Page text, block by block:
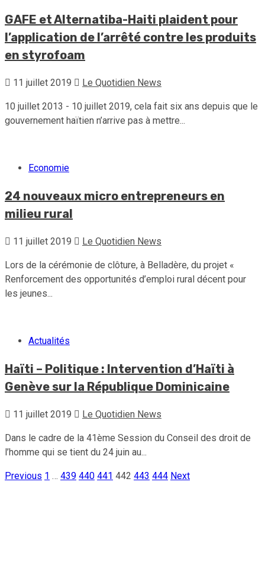
GAFE et Alternatiba-Haiti plaident pour
l’application de l’arrêté contre les produits
en styrofoam
11 juillet 2019 Le Quotidien News
10 juillet 2013 - 10 juillet 2019, cela fait six ans depuis que le
gouvernement haïtien n’arrive pas à mettre...
Economie
24 nouveaux micro entrepreneurs en
milieu rural
11 juillet 2019 Le Quotidien News
Lors de la cérémonie de clôture, à Belladère, du projet «
Renforcement des opportunités d’emploi rural décent pour
les jeunes...
Actualités
Haïti – Politique : Intervention d’Haïti à
Genève sur la République Dominicaine
11 juillet 2019 Le Quotidien News
Dans le cadre de la 41ème Session du Conseil des droit de
l’homme qui se tient du 24 juin au...
Pagination
Previous 1 … 439 440 441 442 443 444 Next